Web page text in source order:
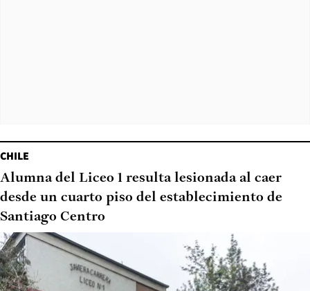
CHILE
Alumna del Liceo 1 resulta lesionada al caer
desde un cuarto piso del establecimiento de
Santiago Centro